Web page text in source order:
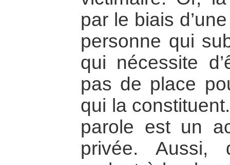
par le biais
personne qui
qui nécessite
pas de place
qui la
parole est un
privée. Aussi,